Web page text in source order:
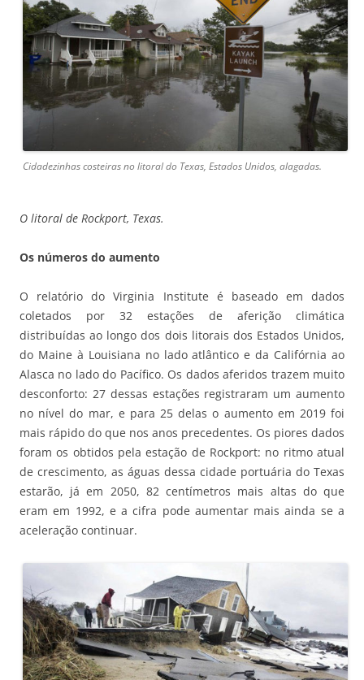
Cidadezinhas costeiras no litoral do Texas, Estados Unidos, alagadas.
O litoral de Rockport, Texas.
Os números do aumento
O relatório do Virginia Institute é baseado em dados
coletados por 32 estações de aferição climática
distribuídas ao longo dos dois litorais dos Estados Unidos,
do Maine à Louisiana no lado atlântico e da Califórnia ao
Alasca no lado do Pacífico. Os dados aferidos trazem muito
desconforto: 27 dessas estações registraram um aumento
no nível do mar, e para 25 delas o aumento em 2019 foi
mais rápido do que nos anos precedentes. Os piores dados
foram os obtidos pela estação de Rockport: no ritmo atual
de crescimento, as águas dessa cidade portuária do Texas
estarão, já em 2050, 82 centímetros mais altas do que
eram em 1992, e a cifra pode aumentar mais ainda se a
aceleração continuar.